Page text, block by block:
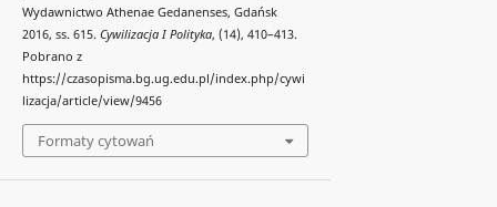
Wydawnictwo Athenae Gedanenses, Gdańsk
2016, ss. 615. Cywilizacja I Polityka, (14), 410–413.
Pobrano z
https://czasopisma.bg.ug.edu.pl/index.php/cywi
lizacja/article/view/9456
Formaty cytowań